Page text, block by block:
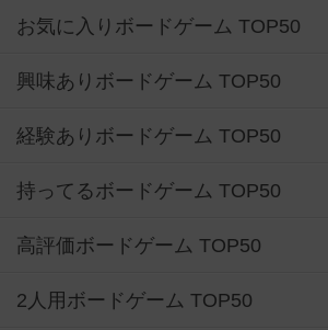
お気に入りボードゲーム TOP50
興味ありボードゲーム TOP50
経験ありボードゲーム TOP50
持ってるボードゲーム TOP50
高評価ボードゲーム TOP50
2人用ボードゲーム TOP50